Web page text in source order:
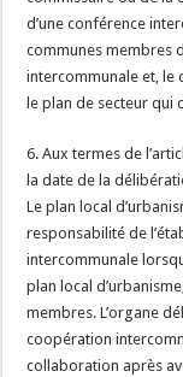
d’une conférence
communes membres
intercommunale et, le
le plan de secteur
6. Aux termes de
la date de la
Le plan local
responsabilité de
intercommunale
plan local
membres. L’organe
coopération
collaboration après